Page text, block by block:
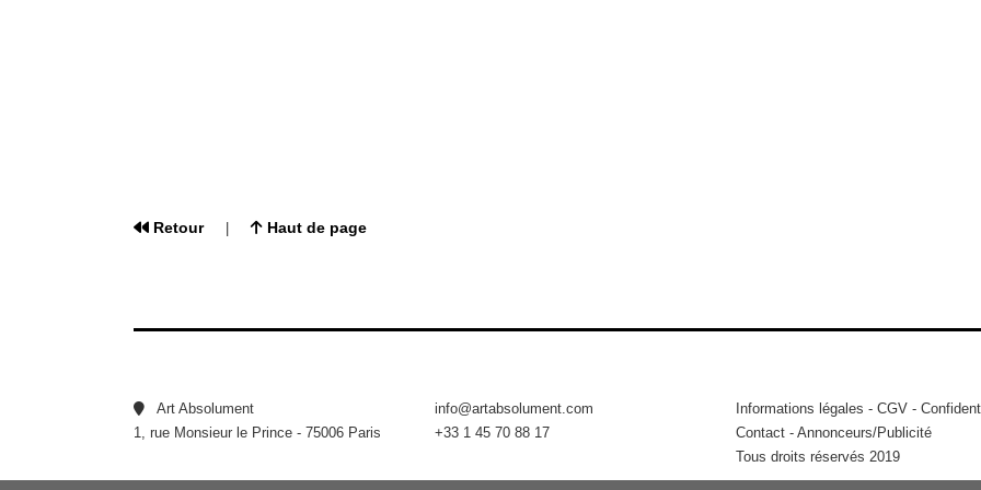
Retour| Haut de page
Art Absolument
1, rue Monsieur le Prince - 75006 Paris
info@artabsolument.com
+33 1 45 70 88 17
Informations légales - CGV -
Contact - Annonceurs/Publicité
Tous droits réservés 2019